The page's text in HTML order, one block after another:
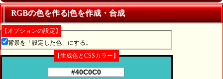
RGBの色を作る|色を作成・合成
【オプションの設定】
背景を「設定した色」にする。
【生成色とCSSカラー】